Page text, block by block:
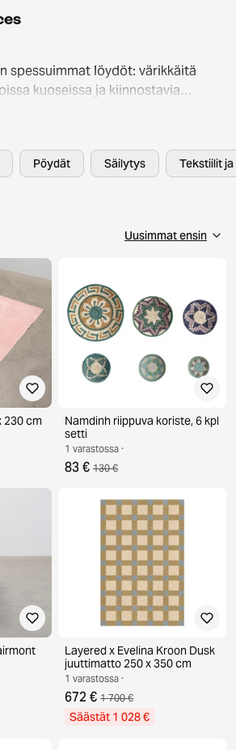
spessuimmat löydöt: värikkäitä
kuoseissa ja kiinnostavia
Pöydät Säilytys Tekstiilit
230 cm
Namdinh riippuva koriste, 6 kpl
setti
1 varastossa ·
83 € 130 €
Layered x Evelina Kroon Dusk
juuttimatto 250 x 350 cm
1 varastossa ·
672 € 1 700 €
Säästät 1 028 €